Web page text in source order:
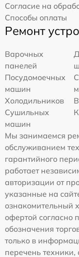
Согласие на
Способы оплаты
Ремонт
Варочных
панелей
Посудомоечных
машин
Холодильников
Сушильных
машин
Мы занимаемся
обслуживанием
гарантийного
работает
авторизации от
указанные на
ознакомительный
офертой согласно
обозначения
только в
перечень